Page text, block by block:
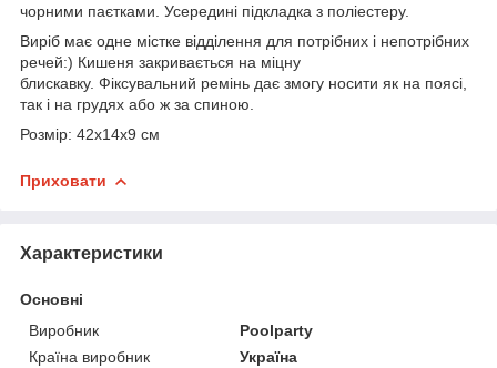
чорними паєтками. Усередині підкладка з поліестеру.
Виріб має одне містке відділення для потрібних і непотрібних
речей:) Кишеня закривається на міцну
блискавку. Фіксувальний ремінь дає змогу носити як на поясі,
так і на грудях або ж за спиною.
Розмір: 42х14х9 см
Приховати
Характеристики
Основні
Виробник
Poolparty
Країна виробник
Україна